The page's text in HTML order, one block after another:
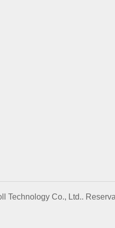
Technology Co., Ltd..